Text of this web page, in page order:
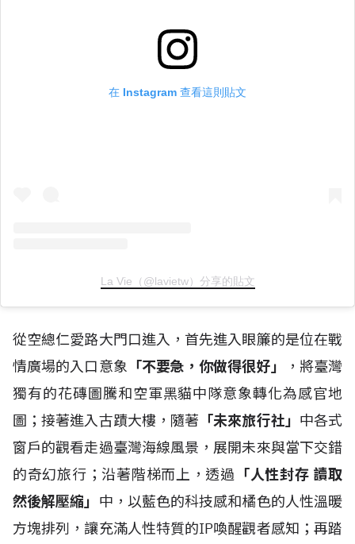
在 Instagram 查看這則貼文
La Vie（@lavietw）分享的貼文
從空總仁愛路大門口進入，首先進入眼簾的是位在戰
情廣場的入口意象 「不要急，你做得很好」
，將臺灣
獨有的花磚圖騰和空軍黑貓中隊意象轉化為感官地
圖；接著進入古蹟大樓，隨著 「未來旅行社」 中各式
窗戶的觀看走過臺灣海線風景，展開未來與當下交錯
的奇幻旅行；沿著階梯而上，透過 「人性封存 讀取
然後解壓縮」 中，以藍色的科技感和橘色的人性溫暖
方塊排列，讓充滿人性特質的IP喚醒觀者感知；再踏